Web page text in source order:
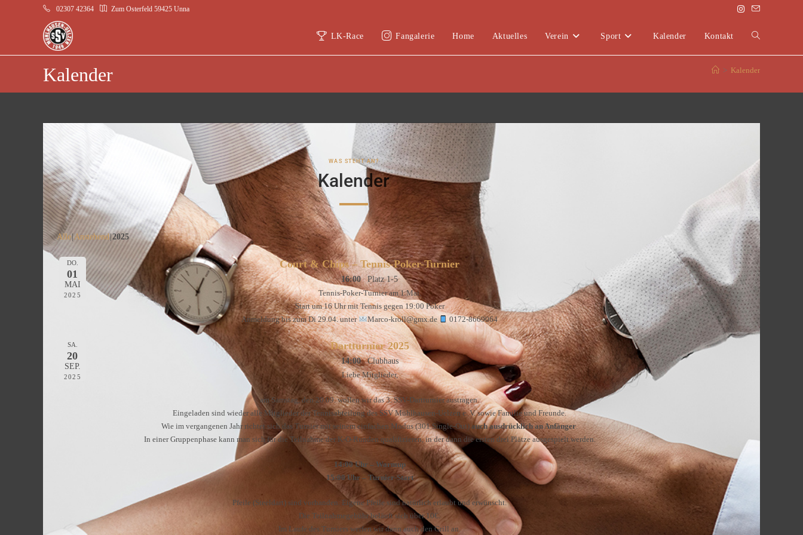
02307 42364 Zum Osterfeld 59425 Unna
LK-Race Fangalerie Home Aktuelles Verein Sport Kalender Kontakt
Kalender > Kalender
WAS STEHT AN?
Kalender
Alle Anstehend 2025
DO.
01
MAI
2025
Court & Chips – Tennis-Poker-Turnier
16:00 Platz 1-5
Tennis-Poker-Turnier am 1.Mai.
Start um 16 Uhr mit Tennis gegen 19:00 Poker
Anmeldung bis zum Di 29.04. unter
Marco-kroll@gmx.de 0172-8669064
SA.
20
SEP.
2025
Dartturnier 2025
14:00 Clubhaus
Liebe Mitglieder,
am Samstag, den 20.09. wollen wir das 3. SSV-Dartturnier austragen.
Eingeladen sind wieder alle Mitglieder der Tennisabteilung des SSV Mühlhausen-Uelzen e. V. sowie Familie und Freunde.
Wie im vergangenen Jahr richtet sich das Turnier mit seinem einfachen Modus (301 Single-Out)auch ausdrücklich an Anfänger.
In einer Gruppenphase kann man sich für die Teilnahme der K-O-Runden qualifizieren, in der dann die ersten drei Plätze ausgespielt werden.
14:00 Uhr – Warmup
15:00 Uhr – Turnier-Start
Pfeile (Steeldart) sind vorhanden. Eigene Pfeile sind natürlich erlaubt und erwünscht.
Die Teilnahmegebühr beläuft sich über 10€.
Im Laufe des Turniers werfen wir dann auch den Grill an.